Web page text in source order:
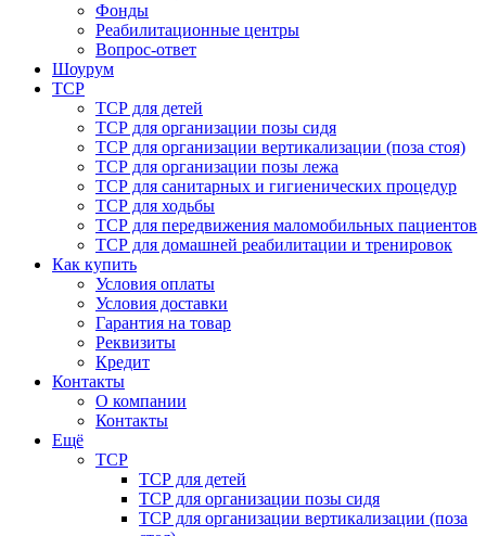
Фонды
Реабилитационные центры
Вопрос-ответ
Шоурум
ТСР
ТСР для детей
ТСР для организации позы сидя
ТСР для организации вертикализации (поза стоя)
ТСР для организации позы лежа
ТСР для санитарных и гигиенических процедур
ТСР для ходьбы
ТСР для передвижения маломобильных пациентов
ТСР для домашней реабилитации и тренировок
Как купить
Условия оплаты
Условия доставки
Гарантия на товар
Реквизиты
Кредит
Контакты
О компании
Контакты
Ещё
ТСР
ТСР для детей
ТСР для организации позы сидя
ТСР для организации вертикализации (поза